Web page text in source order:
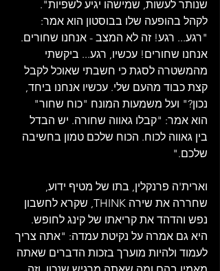
שנותר לעשות, שמישהו יגיע לשפיות".
לקהל בהופעה שלו בבוסטון הוא אמר:
"רגע... רגע! זה לא המצב - אנחנו שחורים.
אנחנו שחורים! עכשיו, רגע... ביקשתי
מהמשטרה לסגת כי חשבתי שאוכל לקבל
קצת כבוד מהעם שלי. עכשיו אנחנו ביחד,
נכון?" ועל משמעות המונח "כוח שחור"
הוא אמר: "קבלו גאווה שחורה. יש הבדל
בין גאווה לכוח. הכוח שלכם טמון בחשיבה
שלכם."
וארית'ה פרנקלין, בתו של מטיף ידוע,
שחררה את שירה THINK, שקרא לחשבון
נפש והדהד את קריאתו של קינג לחופש.
היא גם אמרה על נקיטת עמדה: "אתה צריך
לעמוד ולהיות מוערך בזכות הדברים שאתה